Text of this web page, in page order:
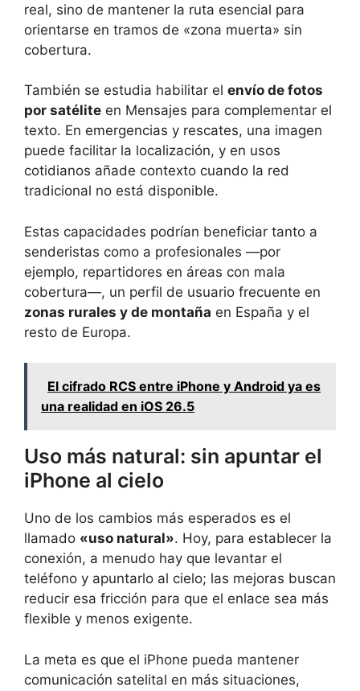
real, sino de mantener la ruta esencial para
orientarse en tramos de «zona muerta» sin
cobertura.
También se estudia habilitar el envío de fotos
por satélite en Mensajes para complementar el
texto. En emergencias y rescates, una imagen
puede facilitar la localización, y en usos
cotidianos añade contexto cuando la red
tradicional no está disponible.
Estas capacidades podrían beneficiar tanto a
senderistas como a profesionales —por
ejemplo, repartidores en áreas con mala
cobertura—, un perfil de usuario frecuente en
zonas rurales y de montaña en España y el
resto de Europa.
El cifrado RCS entre iPhone y Android ya es
una realidad en iOS 26.5
Uso más natural: sin apuntar el
iPhone al cielo
Uno de los cambios más esperados es el
llamado «uso natural». Hoy, para establecer la
conexión, a menudo hay que levantar el
teléfono y apuntarlo al cielo; las mejoras buscan
reducir esa fricción para que el enlace sea más
flexible y menos exigente.
La meta es que el iPhone pueda mantener
comunicación satelital en más situaciones,